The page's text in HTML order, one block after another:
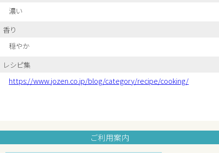
濃い
香り
穏やか
レシピ集
https://www.jozen.co.jp/blog/category/recipe/cooking/
ご利用案内